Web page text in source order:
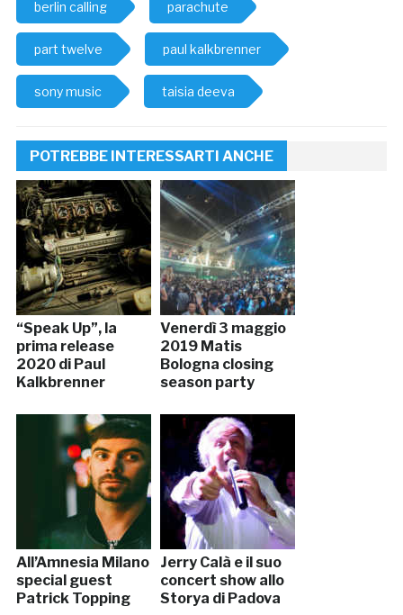
berlin calling parachute
part twelve paul kalkbrenner
sony music taisia deeva
POTREBBE INTERESSARTI ANCHE
“Speak Up”, la
prima release
2020 di Paul
Kalkbrenner
Venerdì 3 maggio
2019 Matis
Bologna closing
season party
All’Amnesia Milano
special guest
Patrick Topping
Jerry Calà e il suo
concert show allo
Storya di Padova